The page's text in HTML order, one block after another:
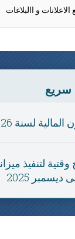
و االبلاغات
سريع
المالية لسنة 2026
وقتية لتنفيذ
2025